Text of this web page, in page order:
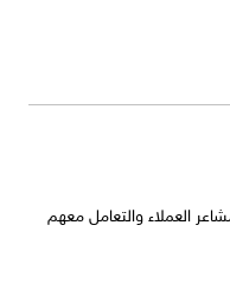
العملاء والتعامل معهم